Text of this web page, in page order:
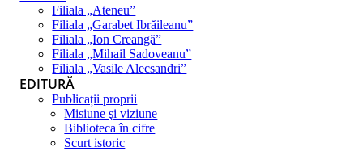
Filiala „Ateneu”
Filiala „Garabet Ibrăileanu”
Filiala „Ion Creangă”
Filiala „Mihail Sadoveanu”
Filiala „Vasile Alecsandri”
EDITURĂ
Publicații proprii
Misiune şi viziune
Biblioteca în cifre
Scurt istoric